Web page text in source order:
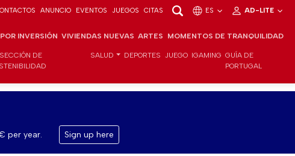
ANUNCIO EVENTOS JUEGOS CITAS ES AD-LITE
INVERSIÓN VIVIENDAS NUEVAS ARTES MOMENTOS DE TRANQUILIDAD
DE
SALUD DEPORTES JUEGO IGAMING GUÍA DE
PORTUGAL
per year. Sign up here